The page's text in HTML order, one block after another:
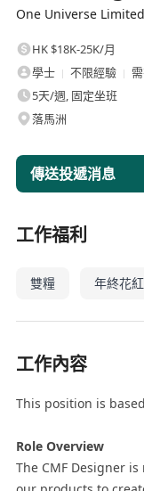
One Universe Limited
HK $18K-25K/月
學士
不限經驗
5天/週, 固定坐班
落馬洲
傳送投遞消息
工作福利
雙糧 年終花紅
工作內容
This position is
Role Overview
The CMF Designer